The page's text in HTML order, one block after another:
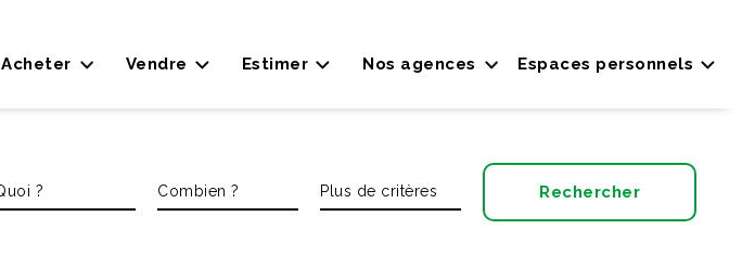
Espaces personnels
Acheter Vendre Estimer Nos agences